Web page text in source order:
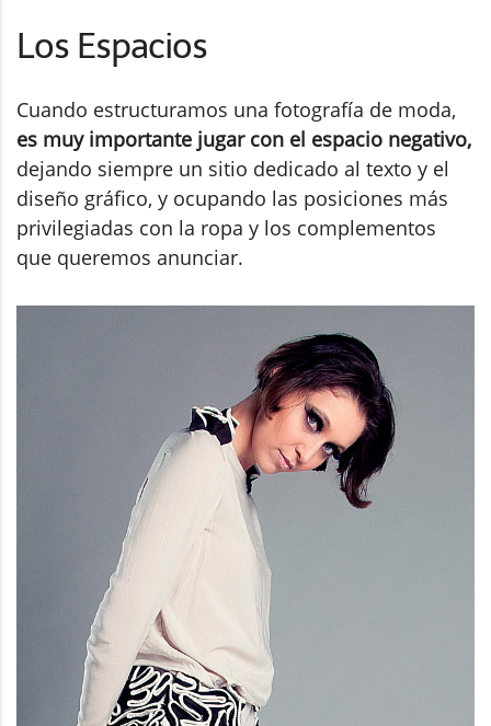
Los Espacios
Cuando estructuramos una fotografía de moda,
es muy importante jugar con el espacio negativo,
dejando siempre un sitio dedicado al texto y el
diseño gráfico, y ocupando las posiciones más
privilegiadas con la ropa y los complementos
que queremos anunciar.